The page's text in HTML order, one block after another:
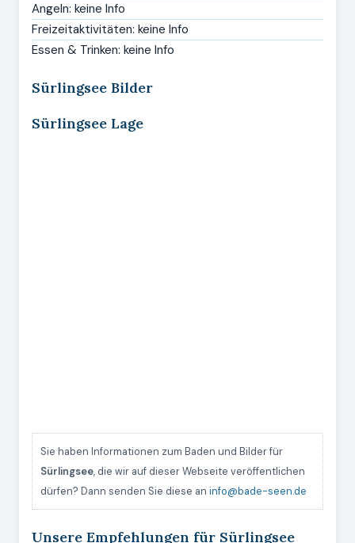
Angeln: keine Info
Freizeitaktivitäten: keine Info
Essen & Trinken: keine Info
Sürlingsee Bilder
Sürlingsee Lage
Sie haben Informationen zum Baden und Bilder für
Sürlingsee, die wir auf dieser Webseite veröffentlichen
dürfen? Dann senden Sie diese an info@bade-seen.de
Unsere Empfehlungen für Sürlingsee